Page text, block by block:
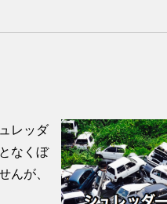
レッダ
なくぼ
んが、